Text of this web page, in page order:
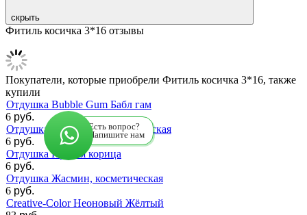
скрыть
Фитиль косичка 3*16 отзывы
Покупатели, которые приобрели Фитиль косичка 3*16, также
купили
Отдушка Bubble Gum Бабл гам
6 руб.
Отдушка Апельсин, косметическая
6 руб.
Отдушка Пряная корица
6 руб.
Отдушка Жасмин, косметическая
6 руб.
Creative-Color Неоновый Жёлтый
Есть вопрос?
Напишите нам